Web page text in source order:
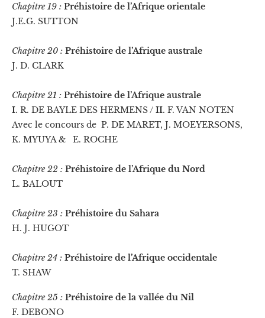
Chapitre 19 : Préhistoire de l’Afrique orientale
J.E.G. SUTTON
Chapitre 20 : Préhistoire de l’Afrique australe
J. D. CLARK
Chapitre 21 : Préhistoire de l’Afrique australe
I. R. DE BAYLE DES HERMENS / II. F. VAN NOTEN
Avec le concours de P. DE MARET, J. MOEYERSONS,
K. MYUYA & E. ROCHE
Chapitre 22 : Préhistoire de l’Afrique du Nord
L. BALOUT
Chapitre 23 : Préhistoire du Sahara
H. J. HUGOT
Chapitre 24 : Préhistoire de l’Afrique occidentale
T. SHAW
Chapitre 25 : Préhistoire de la vallée du Nil
F. DEBONO